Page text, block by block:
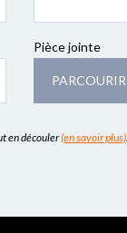
Pièce jointe
PARCOURIR
en découler(en savoir plus)